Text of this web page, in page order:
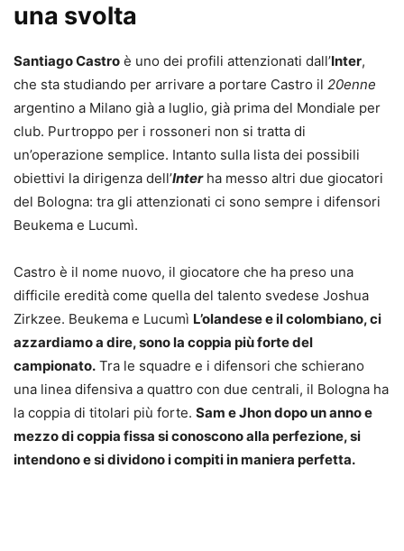
una svolta
Santiago Castro è uno dei profili attenzionati dall’Inter,
che sta studiando per arrivare a portare Castro il 20enne
argentino a Milano già a luglio, già prima del Mondiale per
club. Purtroppo per i rossoneri non si tratta di
un’operazione semplice. Intanto sulla lista dei possibili
obiettivi la dirigenza dell’Interha messo altri due giocatori
del Bologna: tra gli attenzionati ci sono sempre i difensori
Beukema e Lucumì.
Castro è il nome nuovo, il giocatore che ha preso una
difficile eredità come quella del talento svedese Joshua
Zirkzee. Beukema e Lucumì L’olandese e il colombiano, ci
azzardiamo a dire, sono la coppia più forte del
campionato. Tra le squadre e i difensori che schierano
una linea difensiva a quattro con due centrali, il Bologna ha
la coppia di titolari più forte. Sam e Jhon dopo un anno e
mezzo di coppia fissa si conoscono alla perfezione, si
intendono e si dividono i compiti in maniera perfetta.